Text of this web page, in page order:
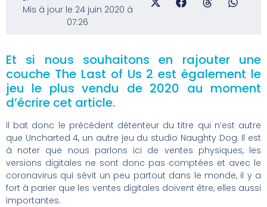
Mis à jour le 24 juin 2020 à
07:26
Et si nous souhaitons en rajouter une
couche The Last of Us 2 est également le
jeu le plus vendu de 2020 au moment
d’écrire cet article.
Il bat donc le précédent détenteur du titre qui n’est autre
que Uncharted 4, un autre jeu du studio Naughty Dog. Il est
à noter que nous parlons ici de ventes physiques, les
versions digitales ne sont donc pas comptées et avec le
coronavirus qui sévit un peu partout dans le monde, il y a
fort à parier que les ventes digitales doivent être, elles aussi
importantes.